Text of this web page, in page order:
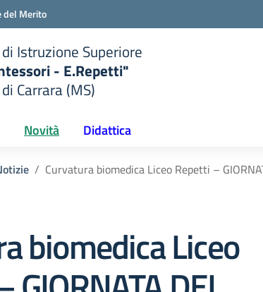
del Merito
Istruzione Superiore
- E.Repetti"
Carrara (MS)
Novità Didattica
Curvatura biomedica Liceo Repetti –
biomedica Liceo